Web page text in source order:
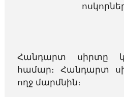
Հանդարտ սիրտը
համար։ Հանդարտ
ողջ մարմնին։